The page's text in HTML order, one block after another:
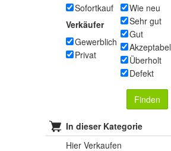
Sofortkauf
Verkäufer
Gewerblich
Privat
Wie neu
Sehr gut
Gut
Akzeptabel
Überholt
Defekt
Finden
In dieser Kategorie
Hier Verkaufen